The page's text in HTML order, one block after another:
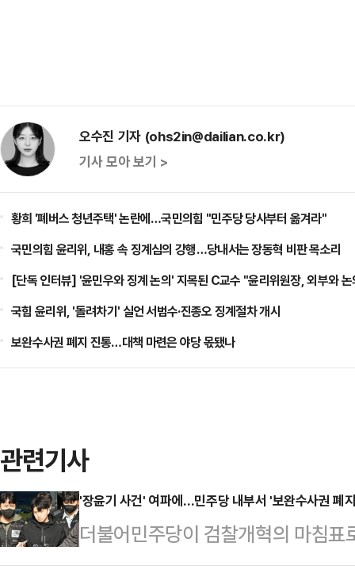
오수진 기자 (ohs2in@dailian.co.kr)
기사 모아 보기 >
황희 '폐버스 청년주택' 논란에…국민의힘 "민주당 당사부터 옮겨라"
국민의힘 윤리위, 내홍 속 징계심의 강행…당내서는 장동혁 비판 목소리
[단독 인터뷰] '윤민우와 징계 논의' 지목된 C교수 "윤리위원장, 외부와
국힘 윤리위, '돌려차기' 실언 서범수·진종오 징계절차 개시
보완수사권 폐지 진통…대책 마련은 야당 몫됐나
관련기사
'장윤기 사건' 여파에…민주당 내부서 '보완수사권 폐
더불어민주당이 검찰개혁의 마침
당론이 최근 발생한 '광주 여고생